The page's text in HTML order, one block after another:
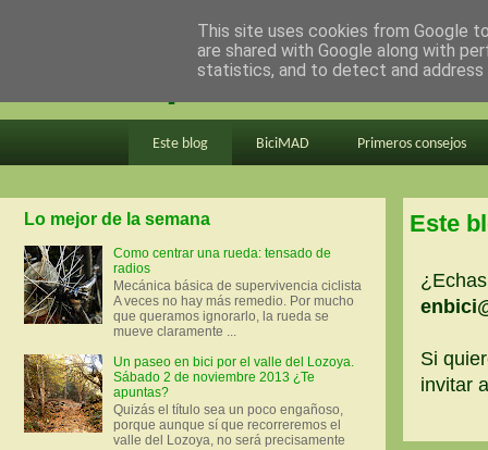
en bici por madrid
Este blog BiciMAD Primeros consejos
Este
Si
invitar
Lo mejor de la semana
Como centrar una rueda: tensado de
radios
Mecánica básica de supervivencia ciclista
A veces no hay más remedio. Por mucho
que queramos ignorarlo, la rueda se
mueve claramente ...
Un paseo en bici por el valle del Lozoya.
Sábado 2 de noviembre 2013 ¿Te
apuntas?
Quizás el título sea un poco engañoso,
porque aunque sí que recorreremos el
valle del Lozoya, no será precisamente
This site uses cookies from Google
are shared with Google along with
statistics, and to detect and address